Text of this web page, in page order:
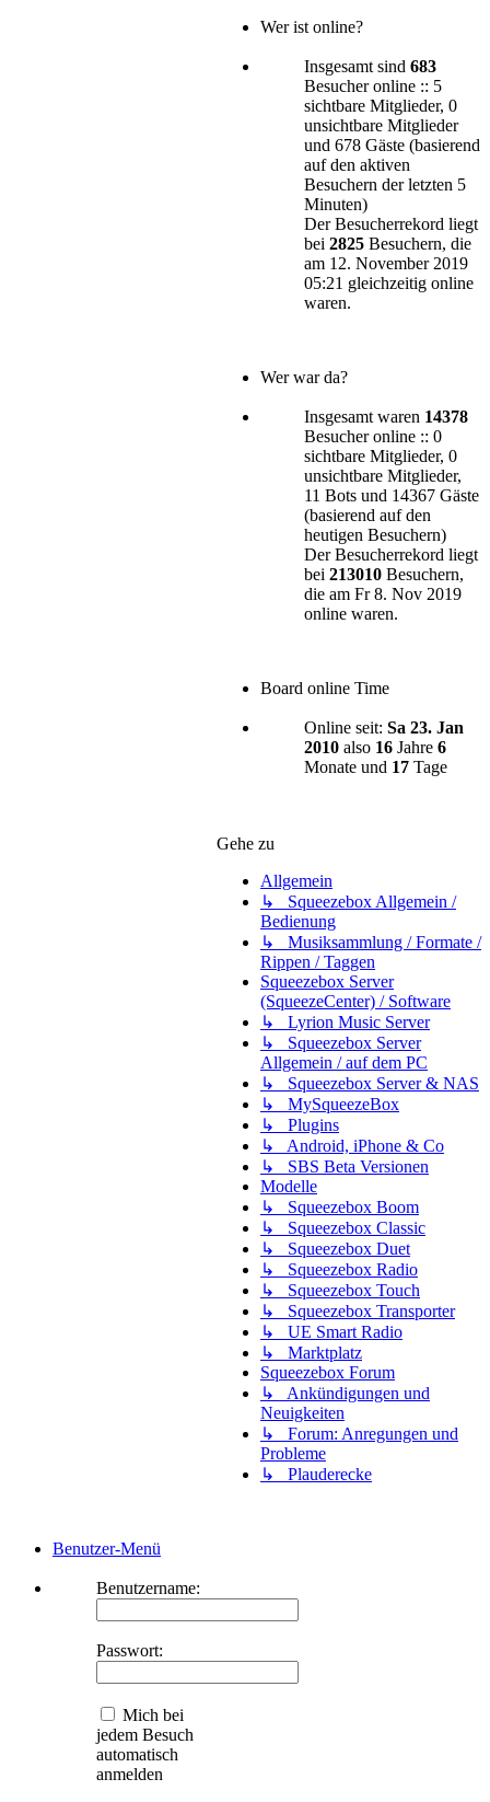
Wer ist online?
Insgesamt sind 683
Besucher online :: 5
sichtbare Mitglieder, 0
unsichtbare Mitglieder
und 678 Gäste (basierend
auf den aktiven
Besuchern der letzten 5
Minuten)
Der Besucherrekord liegt
bei 2825 Besuchern, die
am 12. November 2019
05:21 gleichzeitig online
waren.
Wer war da?
Insgesamt waren 14378
Besucher online :: 0
sichtbare Mitglieder, 0
unsichtbare Mitglieder,
11 Bots und 14367 Gäste
(basierend auf den
heutigen Besuchern)
Der Besucherrekord liegt
bei 213010 Besuchern,
die am Fr 8. Nov 2019
online waren.
Board online Time
Online seit: Sa 23. Jan
2010 also 16 Jahre 6
Monate und 17 Tage
Gehe zu
Allgemein
↳ Squeezebox Allgemein /
Bedienung
↳ Musiksammlung / Formate /
Rippen / Taggen
Squeezebox Server
(SqueezeCenter) / Software
↳ Lyrion Music Server
↳ Squeezebox Server
Allgemein / auf dem PC
↳ Squeezebox Server & NAS
↳ MySqueezeBox
↳ Plugins
↳ Android, iPhone & Co
↳ SBS Beta Versionen
Modelle
↳ Squeezebox Boom
↳ Squeezebox Classic
↳ Squeezebox Duet
↳ Squeezebox Radio
↳ Squeezebox Touch
↳ Squeezebox Transporter
↳ UE Smart Radio
↳ Marktplatz
Squeezebox Forum
↳ Ankündigungen und
Neuigkeiten
↳ Forum: Anregungen und
Probleme
↳ Plauderecke
Benutzer-Menü
Benutzername:
Passwort:
Mich bei
jedem Besuch
automatisch
anmelden